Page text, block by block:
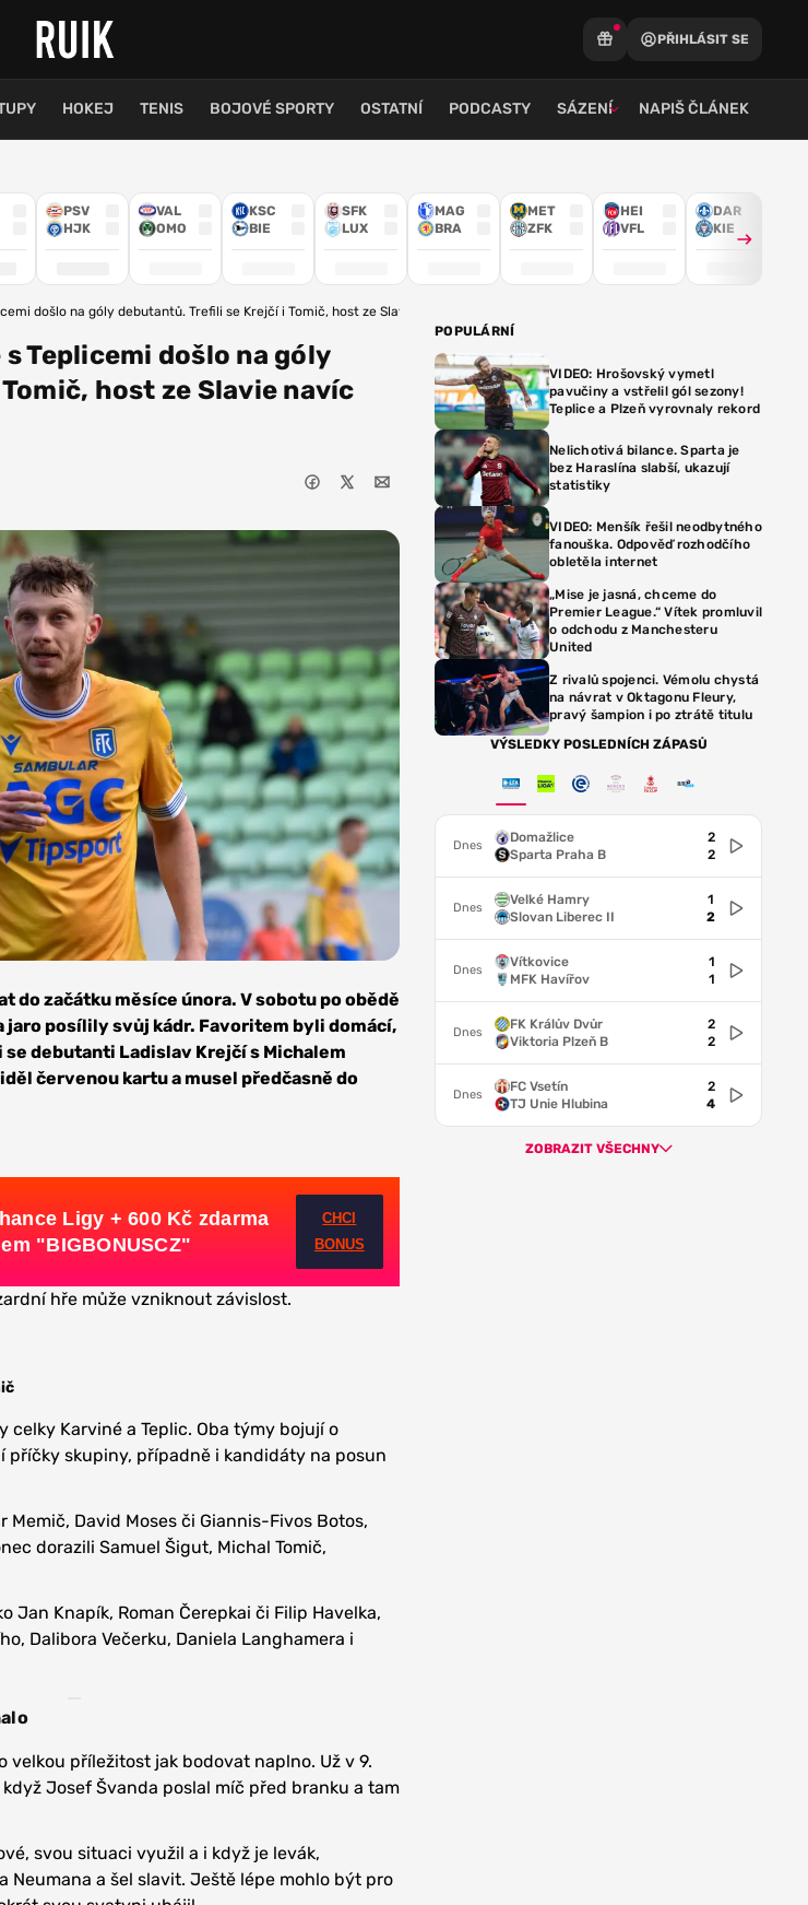
PŘIHLÁSIT SE
HOKEJ TENIS BOJOVÉ SPORTY OSTATNÍ PODCASTY SÁZENÍ NAPIŠ ČLÁNEK
PSV
HJK
VAL
OMO
KSC
BIE
SFK
LUX
MAG
BRA
MET
ZFK
HEI
VFL
DAR
KIE
došlo na góly debutantů. Trefili se Krejčí i Tomič, host ze Slavie navíc viděl červenou kartu
Teplicemi došlo na góly
host ze Slavie navíc
do začátku měsíce února. V sobotu po obědě
jaro posílily svůj kádr. Favoritem byli domácí,
debutanti Ladislav Krejčí s Michalem
červenou kartu a musel předčasně do
Ligy + 600 Kč zdarma
"BIGBONUSCZ"
CHCI
BONUS
hře může vzniknout závislost.
Karviné a Teplic. Oba týmy bojují o
skupiny, případně i kandidáty na posun
David Moses či Giannis-Fivos Botos,
dorazili Samuel Šigut, Michal Tomič,
Jan Knapík, Roman Čerepkai či Filip Havelka,
Dalibora Večerku, Daniela Langhamera i
velkou příležitost jak bodovat naplno. Už v 9.
Josef Švanda poslal míč před branku a tam
svou situaci využil a i když je levák,
Neumana a šel slavit. Ještě lépe mohlo být pro
POPULÁRNÍ
VIDEO: Hrošovský vymetl
pavučiny a vstřelil gól sezony!
Teplice a Plzeň vyrovnaly rekord
Nelichotivá bilance. Sparta je
bez Haraslína slabší, ukazují
statistiky
VIDEO: Menšík řešil neodbytného
fanouška. Odpověď rozhodčího
obletěla internet
„Mise je jasná, chceme do
Premier League.“ Vítek promluvil
o odchodu z Manchesteru
United
Z rivalů spojenci. Vémolu chystá
na návrat v Oktagonu Fleury,
pravý šampion i po ztrátě titulu
VÝSLEDKY POSLEDNÍCH ZÁPASŮ
Dnes
Domažlice
Sparta Praha B
2
2
Dnes
Velké Hamry
Slovan Liberec II
1
2
Dnes
Vítkovice
MFK Havířov
1
1
Dnes
FK Králův Dvůr
Viktoria Plzeň B
2
2
Dnes
FC Vsetín
TJ Unie Hlubina
2
4
ZOBRAZIT VŠECHNY